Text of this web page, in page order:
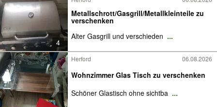
4
Metallschrott/Gasgrill/Metallkleinteile zu
verschenken
Alter Gasgrill und verschieden ...
Herford 06.08.2026
Wohnzimmer Glas Tisch zu verschenken
Schöner Glastisch ohne sichtba ...